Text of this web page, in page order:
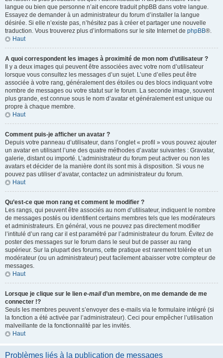
langue ou bien que personne n’ait encore traduit phpBB dans votre langue.
Essayez de demander à un administrateur du forum d’installer la langue
désirée. Si elle n’existe pas, n’hésitez pas à créer et partager une nouvelle
traduction. Vous trouverez plus d’informations sur le site Internet de phpBB®.
Haut
A quoi correspondent les images à proximité de mon nom d’utilisateur ?
Il y a deux images qui peuvent être associées avec votre nom d’utilisateur
lorsque vous consultez les messages d’un sujet. L’une d’elles peut être
associée à votre rang, généralement des étoiles ou des blocs indiquant votre
nombre de messages ou votre statut sur le forum. La seconde image, souvent
plus grande, est connue sous le nom d’avatar et généralement est unique ou
propre à chaque membre.
Haut
Comment puis-je afficher un avatar ?
Depuis votre panneau d’utilisateur, dans l’onglet « profil » vous pouvez ajouter
un avatar en utilisant l’une des quatre méthodes d’avatar suivantes : Gravatar,
galerie, distant ou importé. L’administrateur du forum peut activer ou non les
avatars et décider de la manière dont ils sont mis à disposition. Si vous ne
pouvez pas utiliser d’avatar, contactez un administrateur du forum.
Haut
Qu’est-ce que mon rang et comment le modifier ?
Les rangs, qui peuvent être associés au nom d’utilisateur, indiquent le nombre
de messages postés ou identifient certains membres tels que les modérateurs
et administrateurs. En général, vous ne pouvez pas directement modifier
l’intitulé d’un rang car il est paramétré par l’administrateur du forum. Évitez de
poster des messages sur le forum dans le seul but de passer au rang
supérieur. Sur la plupart des forums, cette pratique est rarement tolérée et un
modérateur (ou un administrateur) peut facilement abaisser votre compteur de
messages.
Haut
Lorsque je clique sur le lien e-maild’un membre, on me demande de me
connecter !?
Seuls les membres peuvent s’envoyer des e-mails via le formulaire intégré (si
la fonction a été activée par l’administrateur). Ceci pour empêcher l’utilisation
malveillante de la fonctionnalité par les invités.
Haut
Problèmes liés à la publication de messages